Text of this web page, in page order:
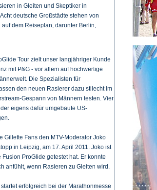
in Gleiten und Skeptiker in
deutsche Großstädte stehen von
auf dem Reiseplan, darunter Berlin,
Tour zielt unser langjähriger Kunde
mit P&G - vor allem auf hochwertige
Die Spezialisten für
den neuen Rasierer dazu stilecht im
Gespann von Männern testen. Vier
eigens dafür umgebaute US-
Gillette Fans den MTV-Moderator Joko
in Leipzig, am 17. April 2011. Joko ist
ProGlide getestet hat. Er konnte
anfühlt, wenn Rasieren zu Gleiten wird.
erfolgreich bei der Marathonmesse